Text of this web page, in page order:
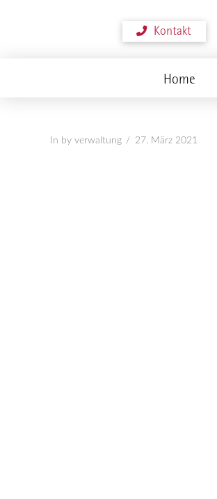
Kontakt
Home
In by verwaltung 27. März 2021